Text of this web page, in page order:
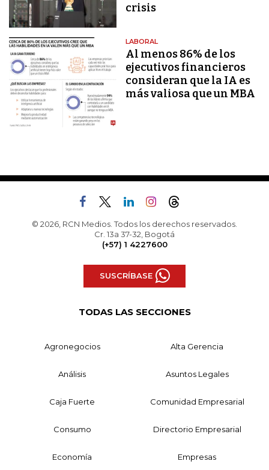
crisis
LABORAL
Al menos 86% de los
ejecutivos financieros
consideran que la IA es
más valiosa que un MBA
© 2026, RCN Medios. Todos los derechos reservados.
Cr. 13a 37-32, Bogotá
(+57) 1 4227600
SUSCRÍBASE
TODAS LAS SECCIONES
Agronegocios Alta Gerencia
Análisis Asuntos Legales
Caja Fuerte Comunidad Empresarial
Consumo Directorio Empresarial
Economía Empresas